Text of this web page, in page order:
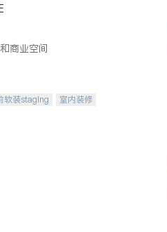
商业空间
软装staging 室内装修